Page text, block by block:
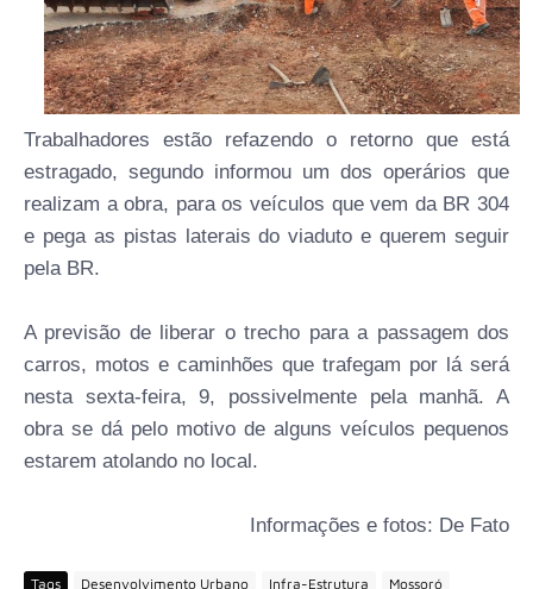
Trabalhadores estão refazendo o retorno que está
estragado, segundo informou um dos operários que
realizam a obra, para os veículos que vem da BR 304
e pega as pistas laterais do viaduto e querem seguir
pela BR.
A previsão de liberar o trecho para a passagem dos
carros, motos e caminhões que trafegam por lá será
nesta sexta-feira, 9, possivelmente pela manhã. A
obra se dá pelo motivo de alguns veículos pequenos
estarem atolando no local.
Informações e fotos: De Fato
Tags Desenvolvimento Urbano Infra-Estrutura Mossoró